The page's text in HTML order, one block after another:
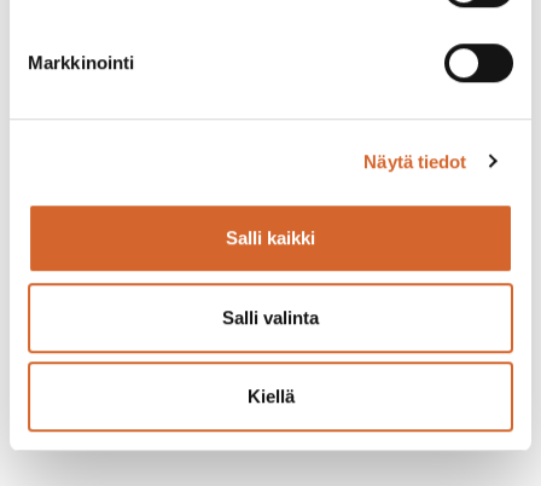
Markkinointi
Näytä tiedot
Salli kaikki
Salli valinta
Kiellä